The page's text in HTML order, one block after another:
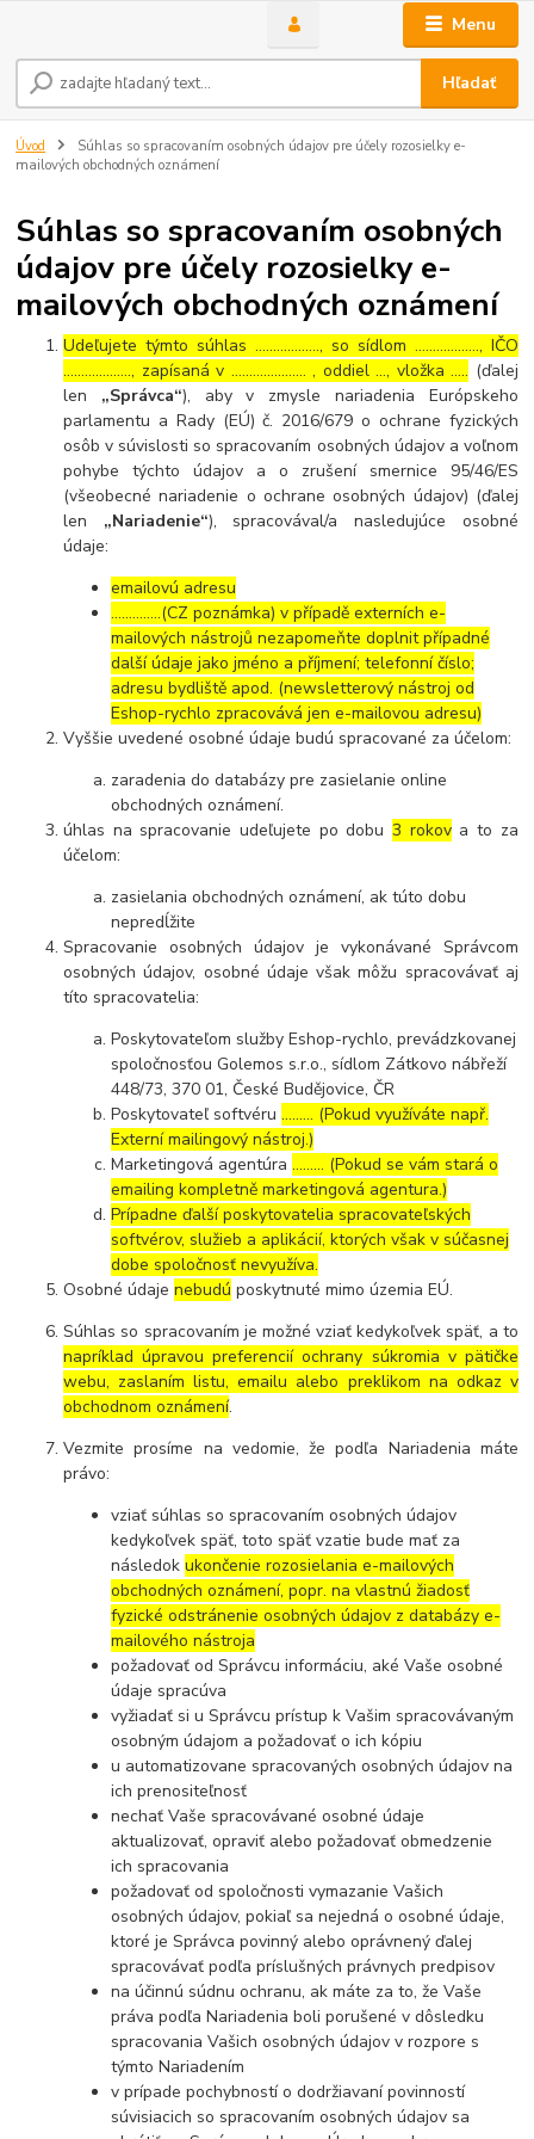
Menu
Hľadať
Úvod
Súhlas so spracovaním osobných údajov pre účely rozosielky e-
mailových obchodných oznámení
Súhlas so spracovaním osobných
údajov pre účely rozosielky e-
mailových obchodných oznámení
Udeľujete týmto súhlas ……………..., so sídlom ………………, IČO
………………., zapísaná v ………………… , oddiel …, vložka ….. (ďalej
len „Správca“), aby v zmysle nariadenia Európskeho
parlamentu a Rady (EÚ) č. 2016/679 o ochrane fyzických
osôb v súvislosti so spracovaním osobných údajov a voľnom
pohybe týchto údajov a o zrušení smernice 95/46/ES
(všeobecné nariadenie o ochrane osobných údajov) (ďalej
len „Nariadenie“), spracovával/a nasledujúce osobné
údaje:
emailovú adresu
…………..(CZ poznámka) v případě externích e-
mailových nástrojů nezapomeňte doplnit případné
další údaje jako jméno a příjmení; telefonní číslo;
adresu bydliště apod. (newsletterový nástroj od
Eshop-rychlo zpracovává jen e-mailovou adresu)
Vyššie uvedené osobné údaje budú spracované za účelom:
zaradenia do databázy pre zasielanie online
obchodných oznámení.
úhlas na spracovanie udeľujete po dobu3 rokova to za
účelom:
zasielania obchodných oznámení, ak túto dobu
nepredĺžite
Spracovanie osobných údajov je vykonávané Správcom
osobných údajov, osobné údaje však môžu spracovávať aj
títo spracovatelia:
Poskytovateľom služby Eshop-rychlo, prevádzkovanej
spoločnosťou Golemos s.r.o., sídlom Zátkovo nábřeží
448/73, 370 01, České Budějovice, ČR
Poskytovateľ softvéru……… (Pokud využíváte např.
Externí mailingový nástroj.)
Marketingová agentúra……… (Pokud se vám stará o
emailing kompletně marketingová agentura.)
Prípadne ďalší poskytovatelia spracovateľských
softvérov, služieb a aplikácií, ktorých však v súčasnej
dobe spoločnosť nevyužíva.
Osobné údajenebudú poskytnuté mimo územia EÚ.
Súhlas so spracovaním je možné vziať kedykoľvek späť, a to
napríklad úpravou preferencií ochrany súkromia v pätičke
webu, zaslaním listu, emailu alebo preklikom na odkaz v
obchodnom oznámení.
Vezmite prosíme na vedomie, že podľa Nariadenia máte
právo:
vziať súhlas so spracovaním osobných údajov
kedykoľvek späť, toto späť vzatie bude mať za
následokukončenie rozosielania e-mailových
obchodných oznámení, popr. na vlastnú žiadosť
fyzické odstránenie osobných údajov z databázy e-
mailového nástroja
požadovať od Správcu informáciu, aké Vaše osobné
údaje spracúva
vyžiadať si u Správcu prístup k Vašim spracovávaným
osobným údajom a požadovať o ich kópiu
u automatizovane spracovaných osobných údajov na
ich prenositeľnosť
nechať Vaše spracovávané osobné údaje
aktualizovať, opraviť alebo požadovať obmedzenie
ich spracovania
požadovať od spoločnosti vymazanie Vašich
osobných údajov, pokiaľ sa nejedná o osobné údaje,
ktoré je Správca povinný alebo oprávnený ďalej
spracovávať podľa príslušných právnych predpisov
na účinnú súdnu ochranu, ak máte za to, že Vaše
práva podľa Nariadenia boli porušené v dôsledku
spracovania Vašich osobných údajov v rozpore s
týmto Nariadením
v prípade pochybností o dodržiavaní povinností
súvisiacich so spracovaním osobných údajov sa